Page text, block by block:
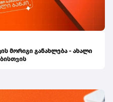
მორიგი განახლება - ახალი